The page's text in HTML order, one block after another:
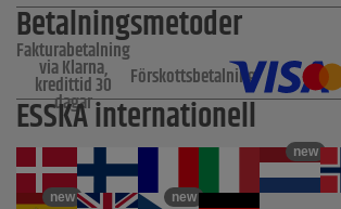
Betalningsmetoder
Fakturabetalning
via Klarna,
kredittid 30
dagar
Förskottsbetalning
ESSKA internationell
new
new new